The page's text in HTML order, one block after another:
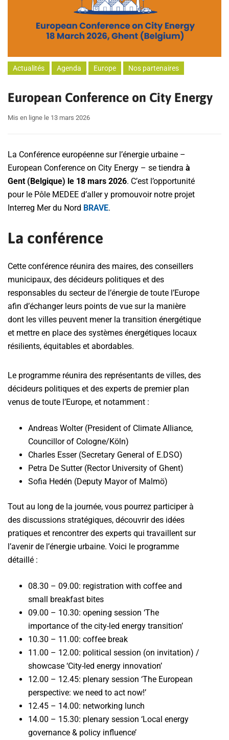
Actualités Agenda Europe Nos partenaires
European Conference on City Energy
Mis en ligne le 13 mars 2026
La Conférence européenne sur l’énergie urbaine –
European Conference on City Energy – se tiendra à
Gent (Belgique) le 18 mars 2026. C’est l’opportunité
pour le Pôle MEDEE d’aller y promouvoir notre projet
Interreg Mer du Nord BRAVE.
La conférence
Cette conférence réunira des maires, des conseillers
municipaux, des décideurs politiques et des
responsables du secteur de l’énergie de toute l’Europe
afin d’échanger leurs points de vue sur la manière
dont les villes peuvent mener la transition énergétique
et mettre en place des systèmes énergétiques locaux
résilients, équitables et abordables.
Le programme réunira des représentants de villes, des
décideurs politiques et des experts de premier plan
venus de toute l’Europe, et notamment :
Andreas Wolter (President of Climate Alliance,
Councillor of Cologne/Köln)
Charles Esser (Secretary General of E.DSO)
Petra De Sutter (Rector University of Ghent)
Sofia Hedén (Deputy Mayor of Malmö)
Tout au long de la journée, vous pourrez participer à
des discussions stratégiques, découvrir des idées
pratiques et rencontrer des experts qui travaillent sur
l’avenir de l’énergie urbaine. Voici le programme
détaillé :
08.30 – 09.00: registration with coffee and
small breakfast bites
09.00 – 10.30: opening session ‘The
importance of the city-led energy transition’
10.30 – 11.00: coffee break
11.00 – 12.00: political session (on invitation) /
showcase ‘City-led energy innovation’
12.00 – 12.45: plenary session ‘The European
perspective: we need to act now!’
12.45 – 14.00: networking lunch
14.00 – 15.30: plenary session ‘Local energy
governance & policy influence’